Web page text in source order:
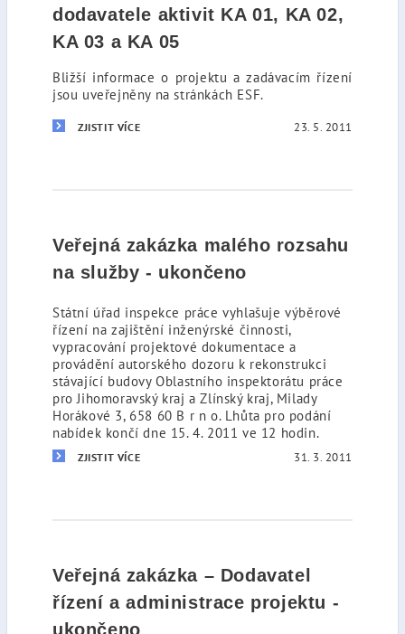
dodavatele aktivit KA 01, KA 02,
KA 03 a KA 05
Bližší informace o projektu a zadávacím řízení
jsou uveřejněny na stránkách ESF.
ZJISTIT VÍCE 23. 5. 2011
Veřejná zakázka malého rozsahu
na služby - ukončeno
Státní úřad inspekce práce vyhlašuje výběrové
řízení na zajištění inženýrské činnosti,
vypracování projektové dokumentace a
provádění autorského dozoru k rekonstrukci
stávající budovy Oblastního inspektorátu práce
pro Jihomoravský kraj a Zlínský kraj, Milady
Horákové 3, 658 60 B r n o. Lhůta pro podání
nabídek končí dne 15. 4. 2011 ve 12 hodin.
ZJISTIT VÍCE 31. 3. 2011
Veřejná zakázka – Dodavatel
řízení a administrace projektu -
ukončeno